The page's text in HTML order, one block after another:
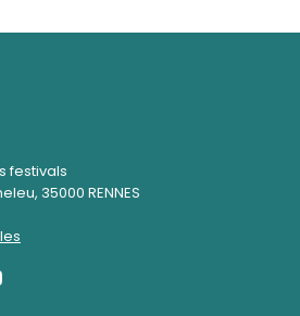
festivals
35000 RENNES